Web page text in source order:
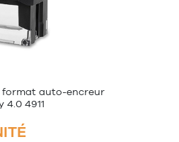
format auto-encreur
4911